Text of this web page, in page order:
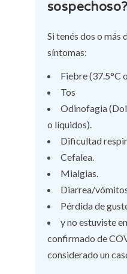
sospechoso?
Si tenés dos o más
síntomas:
Fiebre (37.5°C
Tos
Odinofagia
o líquidos).
Dificultad
Cefalea.
Mialgias.
Diarrea/
Pérdida de
y no estuviste
confirmado de
considerado un